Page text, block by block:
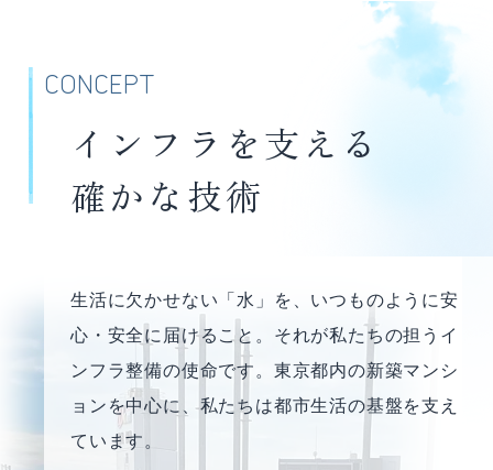
CONCEPT
インフラを支える
確かな技術
生活に欠かせない「水」を、いつものように安
心・安全に届けること。それが私たちの担うイ
ンフラ整備の使命です。東京都内の新築マンシ
ョンを中心に、私たちは都市生活の基盤を支え
ています。